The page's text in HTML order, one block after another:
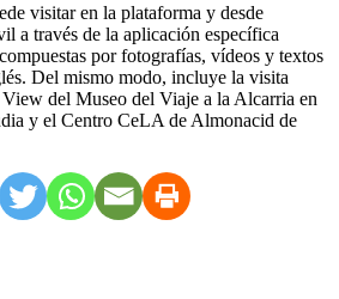
visitar en la plataforma y desde
a través de la aplicación específica
por fotografías, vídeos y textos
Del mismo modo, incluye la visita
del Museo del Viaje a la Alcarria en
y el Centro CeLA de Almonacid de